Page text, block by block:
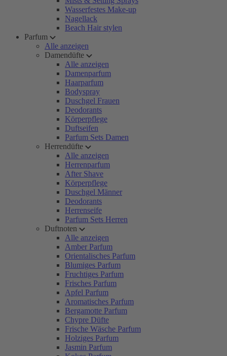
Wasserfestes Make-up
Nagellack
Beach Hair stylen
Parfum
Alle anzeigen
Damendüfte
Alle anzeigen
Damenparfum
Haarparfum
Bodyspray
Duschgel Frauen
Deodorants
Körperpflege
Duftseifen
Parfum Sets Damen
Herrendüfte
Alle anzeigen
Herrenparfum
After Shave
Körperpflege
Duschgel Männer
Deodorants
Herrenseife
Parfum Sets Herren
Duftnoten
Alle anzeigen
Amber Parfum
Orientalisches Parfum
Blumiges Parfum
Fruchtiges Parfum
Frisches Parfum
Apfel Parfum
Aromatisches Parfum
Bergamotte Parfum
Chypre Düfte
Frische Wäsche Parfum
Holziges Parfum
Jasmin Parfum